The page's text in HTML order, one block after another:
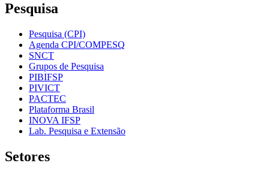
Pesquisa
Pesquisa (CPI)
Agenda CPI/COMPESQ
SNCT
Grupos de Pesquisa
PIBIFSP
PIVICT
PACTEC
Plataforma Brasil
INOVA IFSP
Lab. Pesquisa e Extensão
Setores